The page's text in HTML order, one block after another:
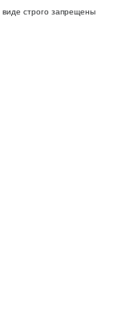
виде строго запрещены